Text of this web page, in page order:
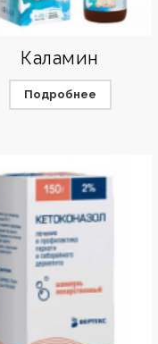
Каламин
Подробнее